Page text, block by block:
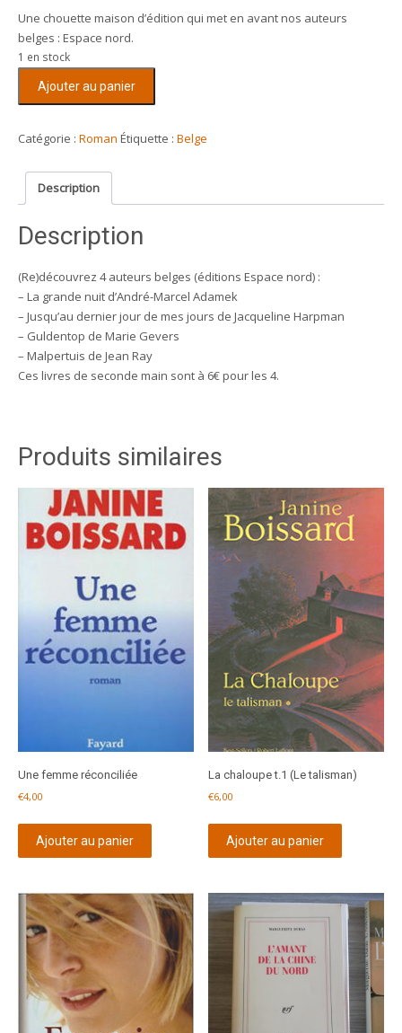
Une chouette maison d’édition qui met en avant nos auteurs
belges : Espace nord.
1 en stock
auteurs
Adamek,
Gevers
Jean
Ray
Ajouter au panier
Catégorie : Roman Étiquette : Belge
Description
Description
(Re)découvrez 4 auteurs belges (éditions Espace nord) :
– La grande nuit d’André-Marcel Adamek
– Jusqu’au dernier jour de mes jours de Jacqueline Harpman
– Guldentop de Marie Gevers
– Malpertuis de Jean Ray
Ces livres de seconde main sont à 6€ pour les 4.
Produits similaires
Une femme réconciliée
€4,00
Ajouter au panier
La chaloupe t.1 (Le talisman)
€6,00
Ajouter au panier